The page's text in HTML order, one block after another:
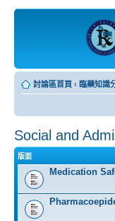
討論區首頁 ‹ 臨藥知識
Social and
版面
Medication